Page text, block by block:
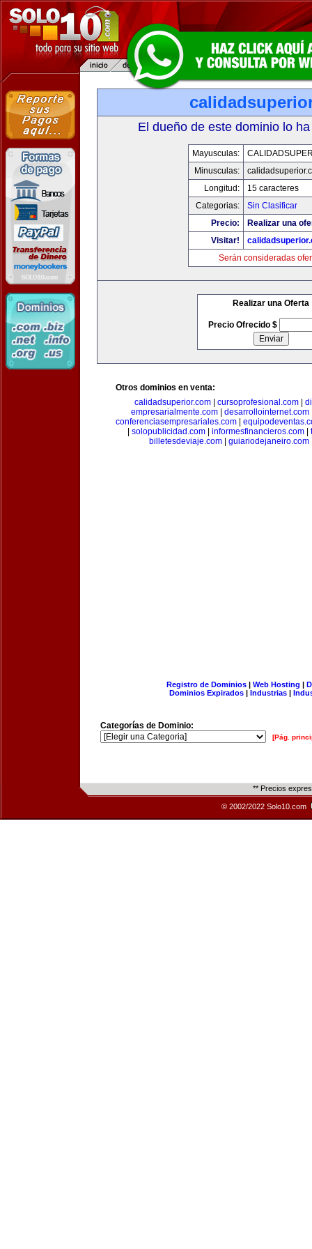
El dueño de este dominio lo
Mayusculas:
Minusculas:
Longitud:
15 caracteres
Categorias:
Sin Clasificar
Precio:
Realizar una
Visitar!
Serán consideradas
Realizar una Oferta
Precio Ofrecido $
Otros dominios en venta:
calidadsuperior.com
cursoprofesional.com
empresarialmente.com
desarrollointernet.com
conferenciasempresariales.com
solopublicidad.com| informesfinancieros.com|
billetesdeviaje.com| guiariodejaneiro.com
Registro de Dominios| Web Hosting |
Dominios Expirados | Industrias |
Categorías de Dominio:
[Pág.
** Precios
© 2002/2022 Solo10.com